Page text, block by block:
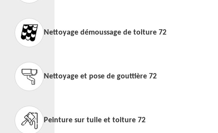
Nettoyage démoussage de toiture 72
Nettoyage et pose de gouttière 72
Peinture sur tuile et toiture 72